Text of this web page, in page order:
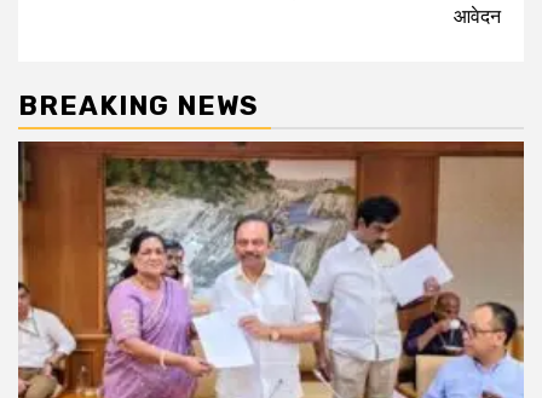
आवेदन
BREAKING NEWS